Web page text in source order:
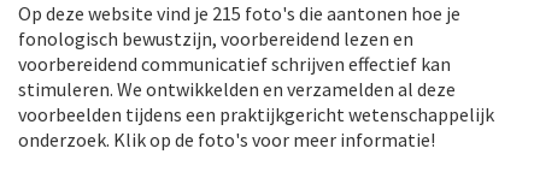
Op deze website vind je 215 foto's die aantonen hoe je
fonologisch bewustzijn, voorbereidend lezen en
voorbereidend communicatief schrijven effectief kan
stimuleren. We ontwikkelden en verzamelden al deze
voorbeelden tijdens een praktijkgericht wetenschappelijk
onderzoek. Klik op de foto's voor meer informatie!